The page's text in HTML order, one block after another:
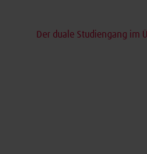
Der duale Studiengang im